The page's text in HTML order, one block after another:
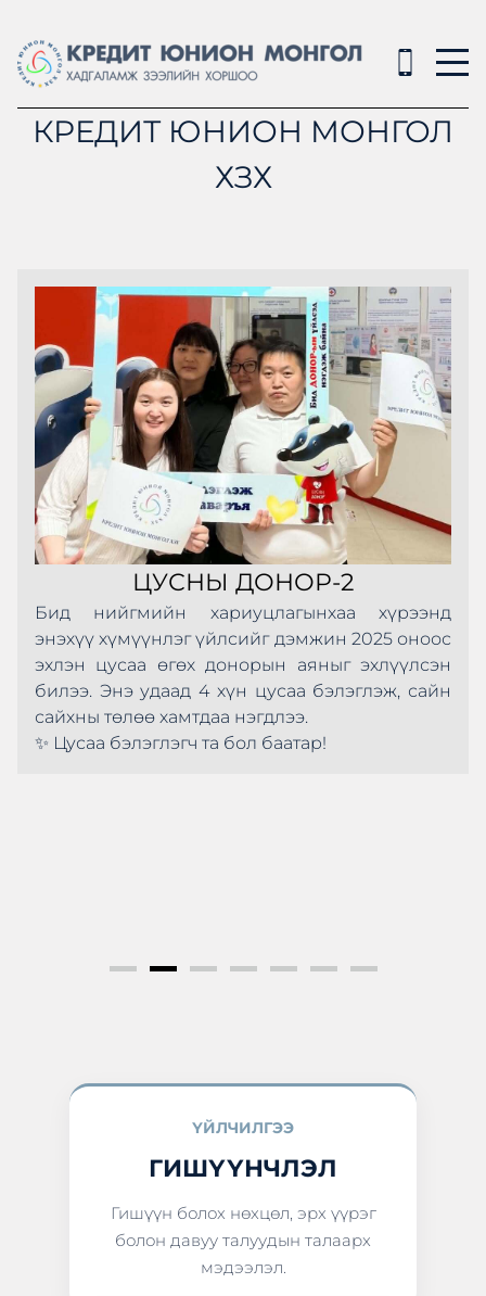
КРЕДИТ ЮНИОН МОНГОЛ
ХЗХ
ЦУСНЫ ДОНОР-2
Бид нийгмийн хариуцлагынхаа хүрээнд
энэхүү хүмүүнлэг үйлсийг дэмжин 2025 оноос
эхлэн цусаа өгөх донорын аяныг эхлүүлсэн
билээ. Энэ удаад 4 хүн цусаа бэлэглэж, сайн
сайхны төлөө хамтдаа нэгдлээ.
✨ Цусаа бэлэглэгч та бол баатар!
ҮЙЛЧИЛГЭЭ
ГИШҮҮНЧЛЭЛ
Гишүүн болох нөхцөл, эрх үүрэг
болон давуу талуудын талаарх
мэдээлэл.